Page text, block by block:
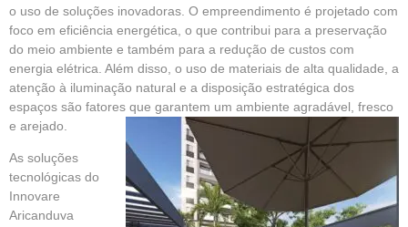
o uso de soluções inovadoras. O empreendimento é projetado com
foco em eficiência energética, o que contribui para a preservação
do meio ambiente e também para a redução de custos com
energia elétrica. Além disso, o uso de materiais de alta qualidade, a
atenção à iluminação natural e a disposição estratégica dos
espaços são fatores que garantem um ambiente agradável, fresco
e arejado.
As soluções
tecnológicas do
Innovare
Aricanduva